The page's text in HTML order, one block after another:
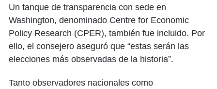
Un tanque de transparencia con sede en
Washington, denominado Centre for Economic
Policy Research (CPER), también fue incluido. Por
ello, el consejero aseguró que “estas serán las
elecciones más observadas de la historia”.
Tanto observadores nacionales como